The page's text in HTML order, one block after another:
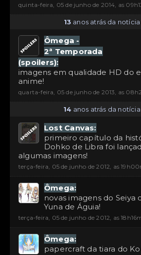
quinta-feira, 05 de junho de 2014, as
13 anos atrás da
Ômega -
2ª Temporada
(spoilers):
imagens em qualidade HD do
anime!
quarta-feira, 05 de junho de 2013, as
14 anos atrás da
Lost Canvas:
primeiro capítulo da
Dohko de Libra foi
algumas imagens!
terça-feira, 05 de junho de 2012, as
Ômega:
novas imagens do Seiya
Yuna de Águia!
terça-feira, 05 de junho de 2012, as
Ômega:
papercraft da tiara do